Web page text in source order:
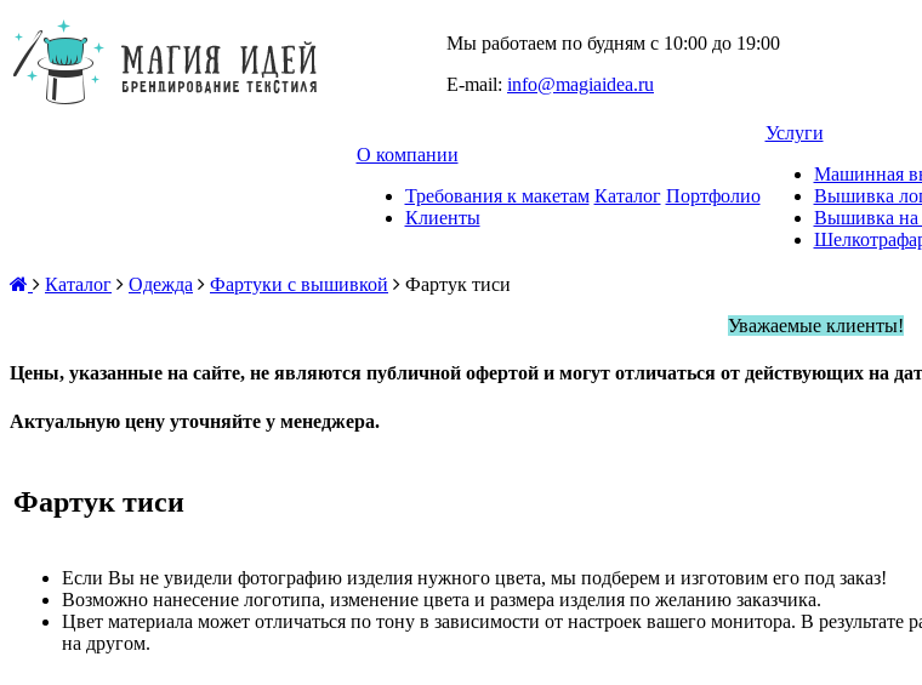
Мы работаем по будням с 10:00 до 19:00
E-mail: info@magiaidea.ru
О компании
Требования к макетам
Клиенты
Каталог Портфолио
Услуги
Машинная
Вышивка
Вышивка на
Каталог Одежда Фартуки с вышивкой
Фартук тиси
Уважаемые клиенты!
Цены, указанные на сайте, не являются публичной офертой и могут отличаться от действующих на
Актуальную цену уточняйте у менеджера.
Фартук тиси
Если Вы не увидели фотографию изделия нужного цвета, мы подберем и изготовим его под заказ!
Возможно нанесение логотипа, изменение цвета и размера изделия по желанию заказчика.
Цвет материала может отличаться по тону в зависимости от настроек вашего монитора. В
на другом.